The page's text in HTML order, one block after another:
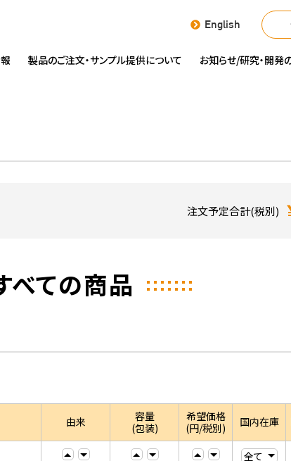
English
製品のご注文・サンプル提供について お知らせ/研究・開発
注文予定合計(税別)
べての商品
由来
容量
(包装)
希望価格
(円/税別)
国内在庫